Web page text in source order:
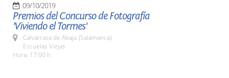
09/10/2019
Premios del Concurso de Fotografía
'Viviendo el Tormes'
Calvarrasa de Abajo (Salamanca)
Escuelas Viejas
Hora: 17:00 h.